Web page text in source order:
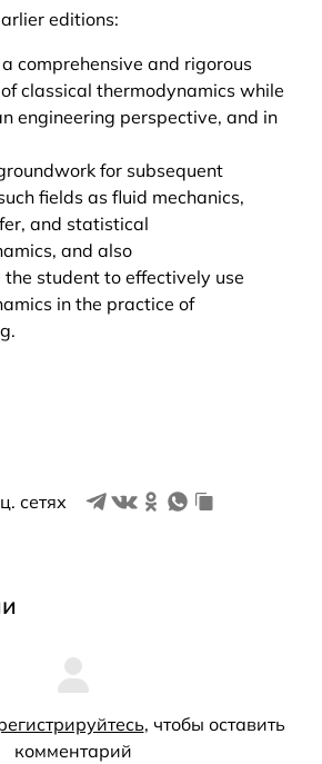
editions:
comprehensive and rigorous
classical thermodynamics while
engineering perspective, and in
for subsequent
fields as fluid mechanics,
and statistical
and also
student to effectively use
in the practice of
сетях
, чтобы оставить
комментарий